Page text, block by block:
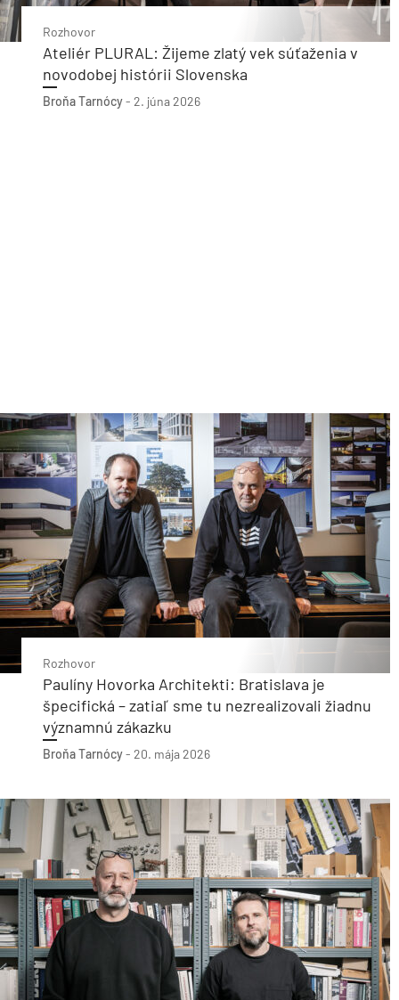
Rozhovor
Ateliér PLURAL: Žijeme zlatý vek súťaženia v
novodobej histórii Slovenska
Broňa Tarnócy- 2. júna 2026
Rozhovor
Paulíny Hovorka Architekti: Bratislava je
špecifická – zatiaľ sme tu nezrealizovali žiadnu
významnú zákazku
Broňa Tarnócy- 20. mája 2026